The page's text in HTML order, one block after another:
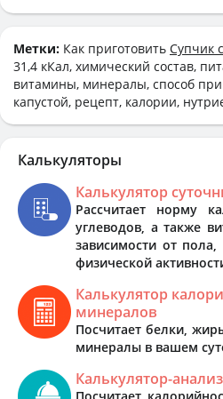
Метки: Как приготовить Супчик
31,4 кКал, химический состав,
витамины, минералы, способ
капустой, рецепт, калории,
Калькуляторы
Калькулятор
Рассчитает норму
углеводов, а также
зависимости от пола,
физической
Калькулятор
минералов
Посчитает белки,
минералы в вашем
Калькулятор-